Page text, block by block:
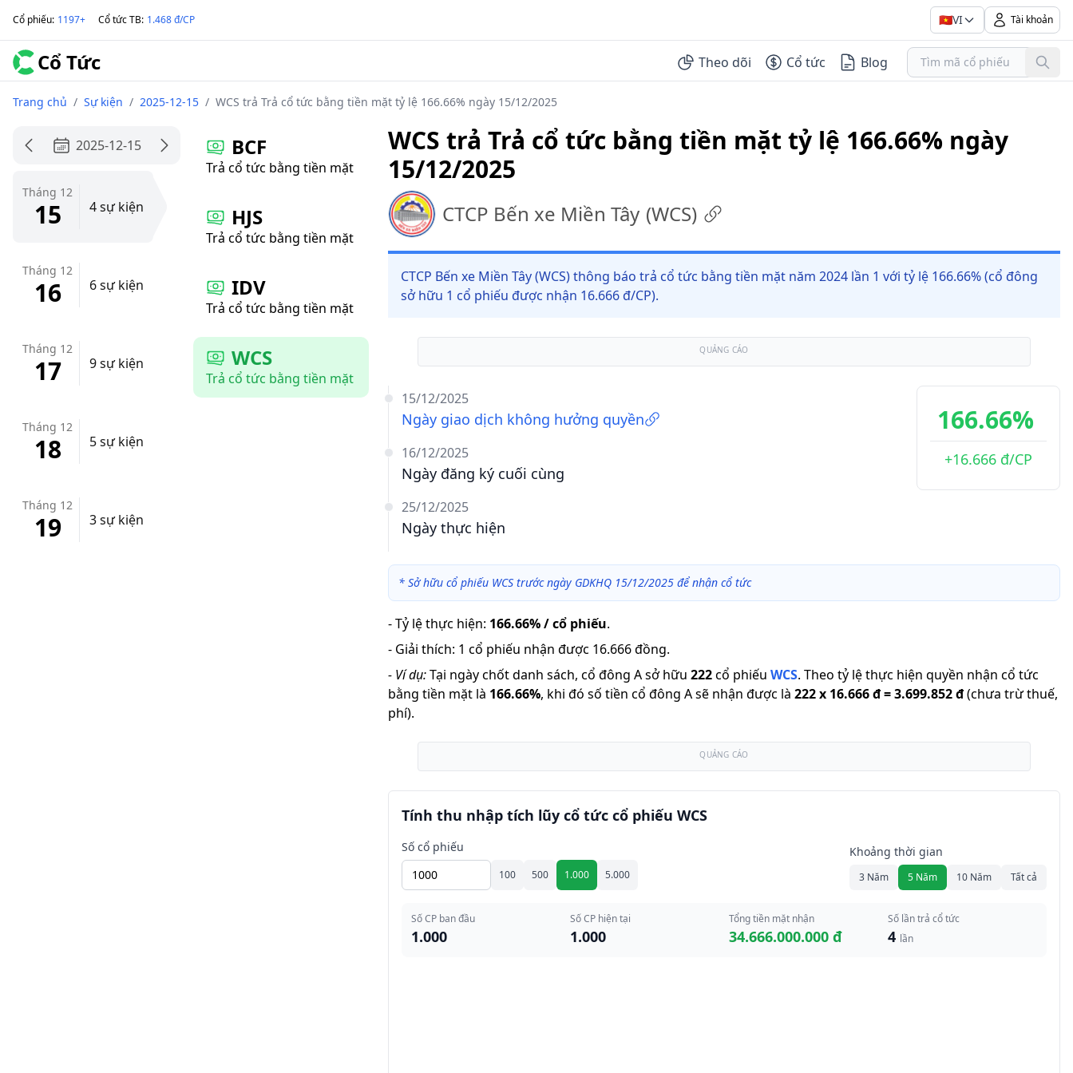
Cổ phiếu: 1197+ Cổ tức TB: 1.468 đ/CP 🇻🇳VI Tài khoản
Cổ Tức Theo dõi Cổ tức Blog
Trang chủ / Sự kiện / 2025-12-15 / WCS trả Trả cổ tức bằng tiền mặt tỷ lệ 166.66% ngày 15/12/2025
2025-12-15
Tháng 12
15 4 sự kiện
Tháng 12
16 6 sự kiện
Tháng 12
17 9 sự kiện
Tháng 12
18 5 sự kiện
Tháng 12
19 3 sự kiện
BCF
Trả cổ tức bằng tiền mặt
HJS
Trả cổ tức bằng tiền mặt
IDV
Trả cổ tức bằng tiền mặt
WCS
Trả cổ tức bằng tiền mặt
WCS trả Trả cổ tức bằng tiền mặt tỷ lệ 166.66% ngày
15/12/2025
CTCP Bến xe Miền Tây (WCS)
CTCP Bến xe Miền Tây (WCS) thông báo trả cổ tức bằng tiền mặt năm 2024 lần 1 với tỷ lệ 166.66% (cổ đông
sở hữu 1 cổ phiếu được nhận 16.666 đ/CP).
QUẢNG CÁO
15/12/2025
Ngày giao dịch không hưởng quyền
16/12/2025
Ngày đăng ký cuối cùng
25/12/2025
Ngày thực hiện
166.66%
+16.666 đ/CP
* Sở hữu cổ phiếu WCS trước ngày GDKHQ 15/12/2025 để nhận cổ tức
-Tỷ lệ thực hiện: 166.66% / cổ phiếu.
- Giải thích: 1 cổ phiếu nhận được 16.666 đồng.
- Ví dụ:Tại ngày chốt danh sách, cổ đông A sở hữu 222cổ phiếu WCS. Theo tỷ lệ thực hiện quyền nhận cổ tức
bằng tiền mặt là 166.66%, khi đó số tiền cổ đông A sẽ nhận được là 222x 16.666 đ=3.699.852 đ(chưa trừ thuế,
phí).
QUẢNG CÁO
Tính thu nhập tích lũy cổ tức cổ phiếu WCS
Số cổ phiếu
100 500 1.000 5.000
Khoảng thời gian
3 Năm 5 Năm 10 Năm Tất cả
Số CP ban đầu
1.000
Số CP hiện tại
1.000
Tổng tiền mặt nhận
34.666.000.000 đ
Số lần trả cổ tức
4 lần